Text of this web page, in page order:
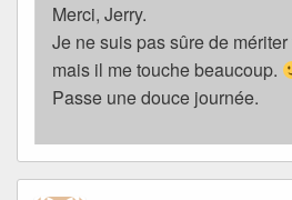
Merci, Jerry.
Je ne suis pas sûre de
mais il me touche beaucoup.
Passe une douce journée.